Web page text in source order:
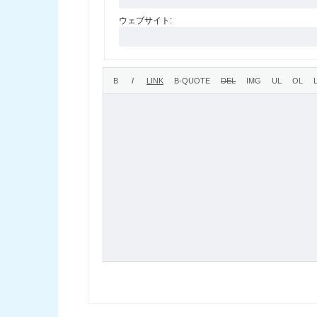
ウェブサイト: